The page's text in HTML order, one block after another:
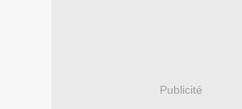
Publicité